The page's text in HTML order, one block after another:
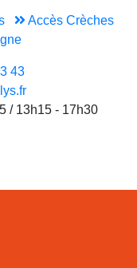
Accès Crèches
43
/ 13h15 - 17h30